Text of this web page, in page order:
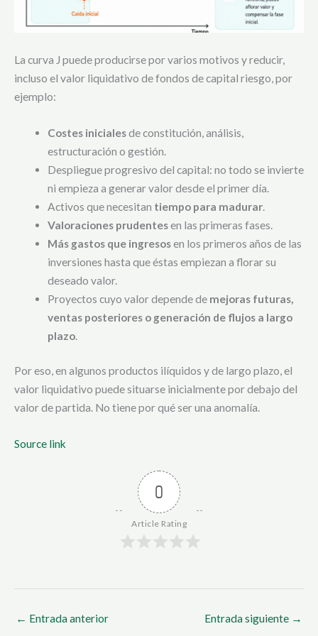
La curva J puede producirse por varios motivos y reducir,
incluso el valor liquidativo de fondos de capital riesgo, por
ejemplo:
Costes inicialesde constitución, análisis,
estructuración o gestión.
Despliegue progresivo del capital: no todo se invierte
ni empieza a generar valor desde el primer día.
Activos que necesitan tiempo para madurar.
Valoraciones prudentesen las primeras fases.
Más gastos que ingresosen los primeros años de las
inversiones hasta que éstas empiezan a florar su
deseado valor.
Proyectos cuyo valor depende de mejoras futuras,
ventas posteriores o generación de flujos a largo
plazo.
Por eso, en algunos productos ilíquidos y de largo plazo, el
valor liquidativo puede situarse inicialmente por debajo del
valor de partida. No tiene por qué ser una anomalía.
Source link
0
Article Rating
← Entrada anterior Entrada siguiente →